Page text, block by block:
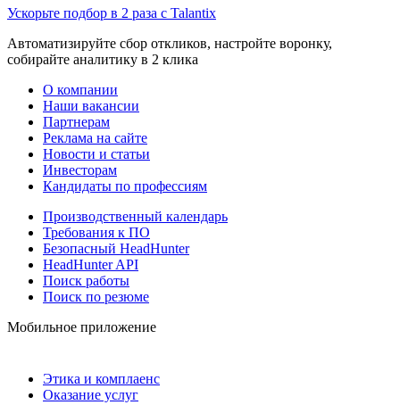
Ускорьте подбор в 2 раза с Talantix
Автоматизируйте сбор откликов, настройте воронку,
собирайте аналитику в 2 клика
О компании
Наши вакансии
Партнерам
Реклама на сайте
Новости и статьи
Инвесторам
Кандидаты по профессиям
Производственный календарь
Требования к ПО
Безопасный HeadHunter
HeadHunter API
Поиск работы
Поиск по резюме
Мобильное приложение
Этика и комплаенс
Оказание услуг